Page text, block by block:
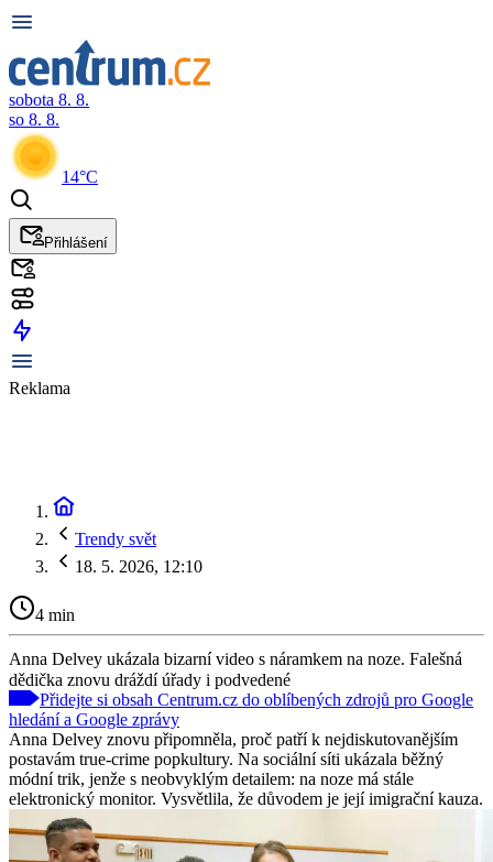
sobota 8. 8.
so 8. 8.
14°C
Přihlášení
Reklama
Trendy svět
18. 5. 2026, 12:10
4 min
Anna Delvey ukázala bizarní video s náramkem na noze. Falešná
dědička znovu dráždí úřady i podvedené
Přidejte si obsah Centrum.cz do oblíbených zdrojů pro Google
hledání a Google zprávy
Anna Delvey znovu připomněla, proč patří k nejdiskutovanějším
postavám true-crime popkultury. Na sociální síti ukázala běžný
módní trik, jenže s neobvyklým detailem: na noze má stále
elektronický monitor. Vysvětlila, že důvodem je její imigrační kauza.